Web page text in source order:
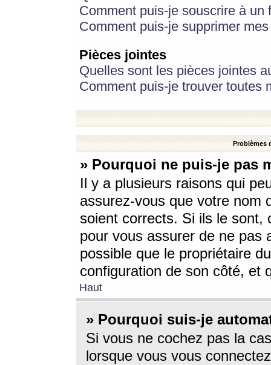
Comment puis-je souscrire à
Comment puis-je supprimer
Pièces jointes
Quelles sont les pièces jointes
Comment puis-je trouver toutes
Problèmes
» Pourquoi ne puis-je pas
Il y a plusieurs raisons qui
assurez-vous que votre nom
soient corrects. Si ils le sont,
pour vous assurer de ne pas
possible que le propriétaire
configuration de son côté, et
Haut
» Pourquoi suis-je
Si vous ne cochez pas la
lorsque vous vous